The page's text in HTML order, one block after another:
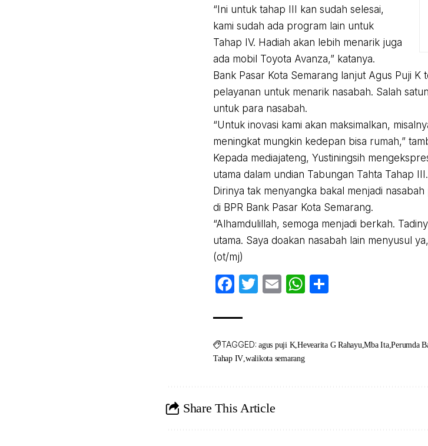
“Ini untuk tahap III kan sudah selesai,
kami sudah ada program lain untuk
Tahap IV. Hadiah akan lebih menarik juga
ada mobil Toyota Avanza,” katanya.
Bank Pasar Kota Semarang lanjut Agus Puji K
pelayanan untuk menarik nasabah. Salah
untuk para nasabah.
“Untuk inovasi kami akan maksimalkan,
meningkat mungkin kedepan bisa rumah,”
Kepada mediajateng, Yustiningsih
utama dalam undian Tabungan Tahta Tahap III.
Dirinya tak menyangka bakal menjadi
di BPR Bank Pasar Kota Semarang.
“Alhamdulillah, semoga menjadi berkah.
utama. Saya doakan nasabah lain menyusul
(ot/mj)
Facebook
Twitter
EmailWhatsApp
TAGGED: agus puji K Hevearita G Rahayu Mba Ita Perumda
Tahap IV walikota semarang
Share This Article